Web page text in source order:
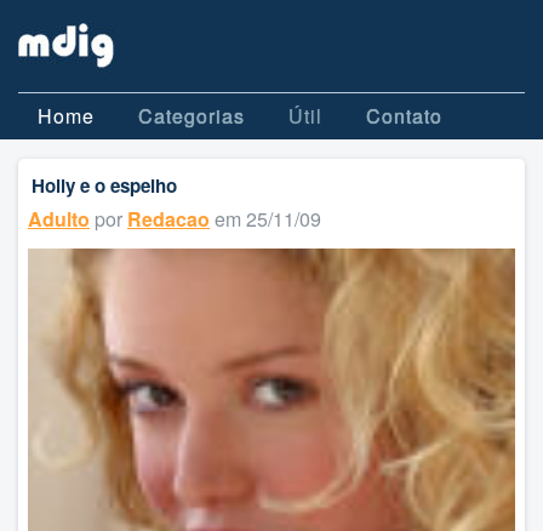
Home Categorias Útil Contato
Holly e o espelho
Adulto por Redacao em 25/11/09